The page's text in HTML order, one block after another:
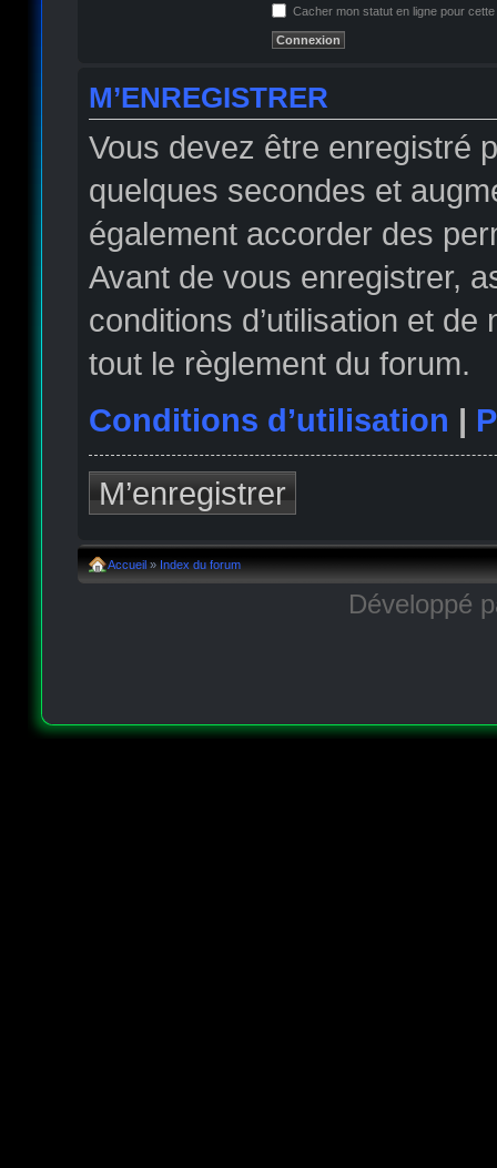
Cacher mon statut en ligne pour
M’ENREGISTRER
Vous devez être enregistré
quelques secondes et
également accorder des
Avant de vous enregistrer,
conditions d’utilisation et
tout le règlement du forum.
Conditions d’utilisation |
M’enregistrer
Accueil » Index du forum
Développé